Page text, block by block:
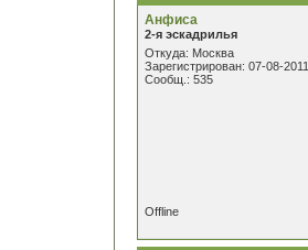
Анфиса
2-я эскадрилья
Откуда: Москва
Зарегистрирован: 07-08-2011
Сообщ.: 535
Offline